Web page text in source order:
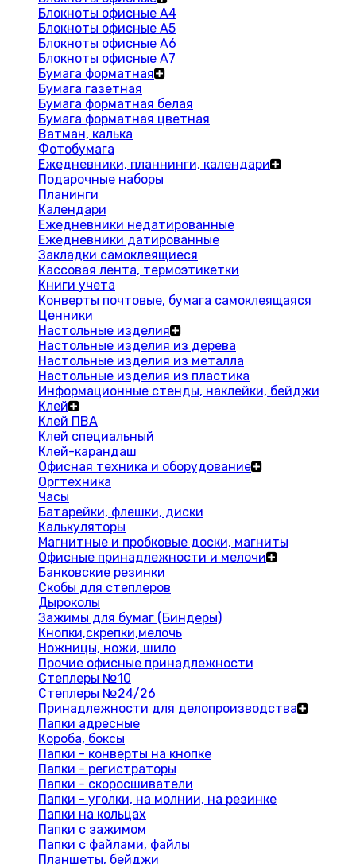
Блокноты офисные A4
Блокноты офисные A5
Блокноты офисные A6
Блокноты офисные A7
Бумага форматная
Бумага газетная
Бумага форматная белая
Бумага форматная цветная
Ватман, калька
Фотобумага
Ежедневники, планнинги, календари
Подарочные наборы
Планинги
Календари
Ежедневники недатированные
Ежедневники датированные
Закладки самоклеящиеся
Кассовая лента, термоэтикетки
Книги учета
Конверты почтовые, бумага самоклеящаяся
Ценники
Настольные изделия
Настольные изделия из дерева
Настольные изделия из металла
Настольные изделия из пластика
Информационные стенды, наклейки, бейджи
Клей
Клей ПВА
Клей специальный
Клей-карандаш
Офисная техника и оборудование
Оргтехника
Часы
Батарейки, флешки, диски
Калькуляторы
Магнитные и пробковые доски, магниты
Офисные принадлежности и мелочи
Банковские резинки
Скобы для степлеров
Дыроколы
Зажимы для бумаг (Биндеры)
Кнопки,скрепки,мелочь
Ножницы, ножи, шило
Прочие офисные принадлежности
Степлеры №10
Степлеры №24/26
Принадлежности для делопроизводства
Папки адресные
Короба, боксы
Папки - конверты на кнопке
Папки - регистраторы
Папки - скоросшиватели
Папки - уголки, на молнии, на резинке
Папки на кольцах
Папки с зажимом
Папки с файлами, файлы
Планшеты, бейджи